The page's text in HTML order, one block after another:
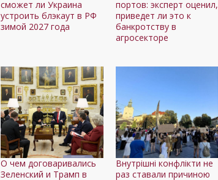
сможет ли Украина
устроить блэкаут в РФ
зимой 2027 года
портов: эксперт оценил,
приведет ли это к
банкротству в
агросекторе
О чем договаривались
Зеленский и Трамп в
Внутрішні конфлікти не
раз ставали причиною